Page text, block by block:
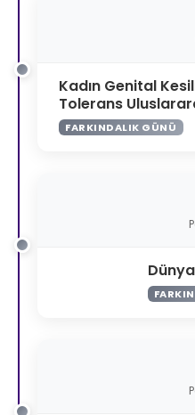
Kadın Genital
Tolerans
FARKINDALIK GÜNÜ